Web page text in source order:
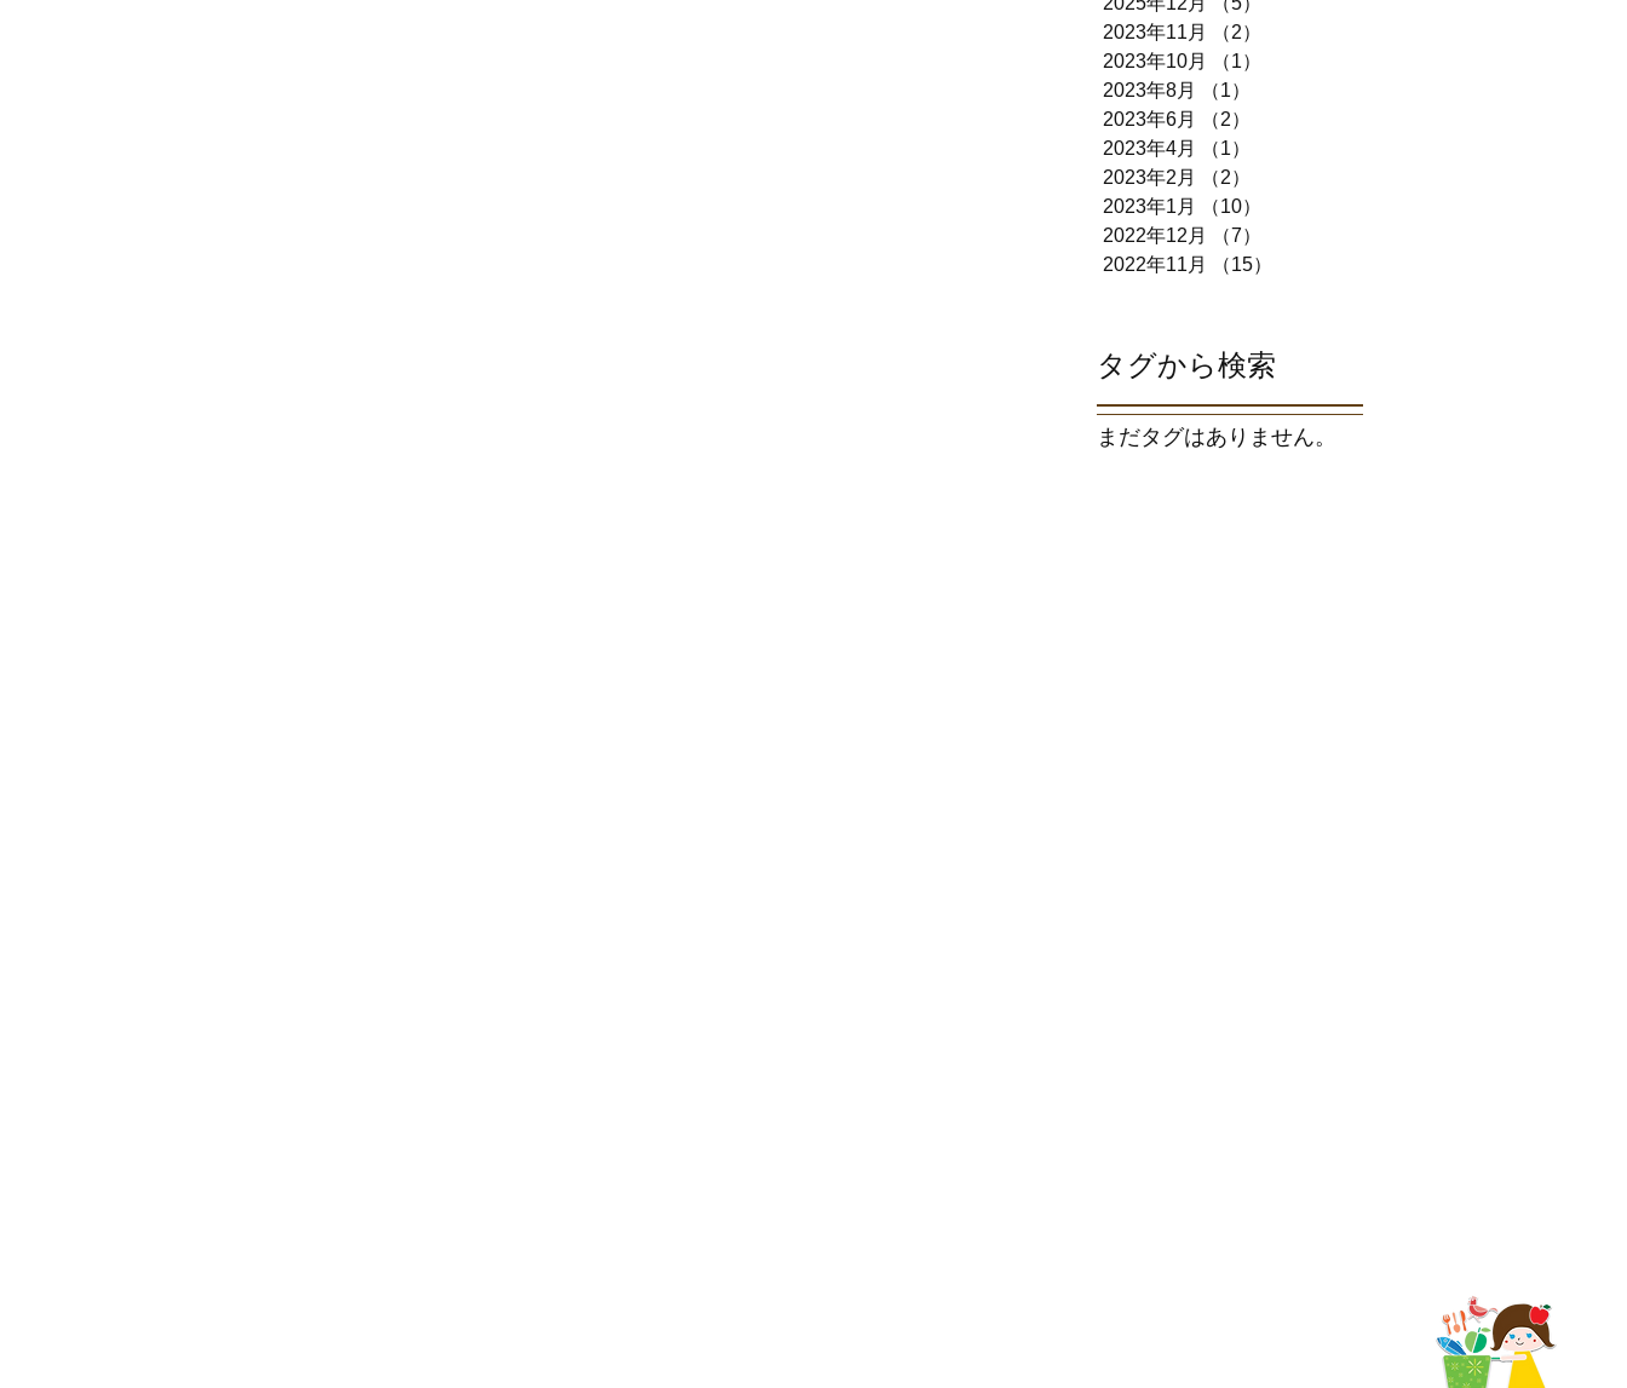
2023年11月
（2）
2023年10月
（1）
2023年8月
（1）
2023年6月
（2）
2023年4月
（1）
2023年2月
（2）
2023年1月
（10）
2022年12月
（7）
2022年11月
（15）
タグから検索
まだタグはありません。